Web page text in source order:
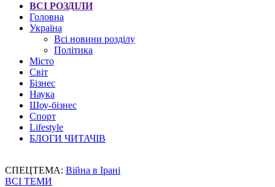
ВСІ РОЗДІЛИ
Головна
Україна
Всі новини розділу
Політика
Місто
Світ
Бізнес
Наука
Шоу-бізнес
Спорт
Lifestyle
БЛОГИ ЧИТАЧІВ
СПЕЦТЕМА: Війна в Ірані
ВСІ ТЕМИ